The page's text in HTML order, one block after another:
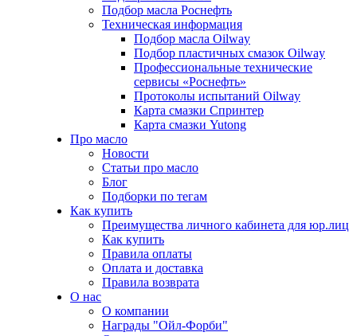
Подбор масла Роснефть
Техническая информация
Подбор масла Oilway
Подбор пластичных смазок Oilway
Профессиональные технические
сервисы «Роснефть»
Протоколы испытаний Oilway
Карта смазки Спринтер
Карта смазки Yutong
Про масло
Новости
Статьи про масло
Блог
Подборки по тегам
Как купить
Преимущества личного кабинета для юр.лиц
Как купить
Правила оплаты
Оплата и доставка
Правила возврата
О нас
О компании
Награды "Ойл-Форби"